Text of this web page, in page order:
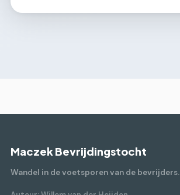
Maczek Bevrijdingstocht
Wandel in de voetsporen van de bevrijders.